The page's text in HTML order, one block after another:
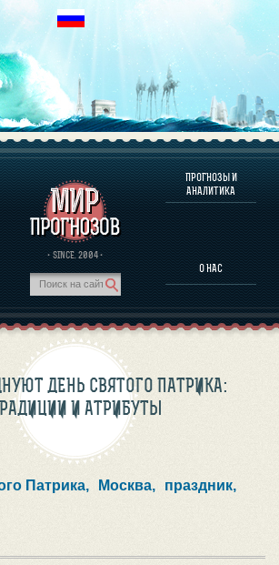
· SINCE. 2004 ·
ПРОГНОЗЫ И
АНАЛИТИКА
О НАС
О ПРОГРАММЕ
ОЦЕНКА ХАРАКТЕРA ЧЕЛОВЕКА
ВЫДАЮЩИХСЯ ЛИЧНОСТЕЙ
О ПРОГРАММЕ
ПРОГНОЗЫ И АНАЛИТИКА
ДЕНЬ СВЯТОГО ПАТРИКА:
И АТРИБУТЫ
Патрика, Москва, праздник,